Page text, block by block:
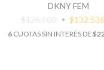
DKNY FEM
$126.900
6CUOTAS SIN INTERÉS DE